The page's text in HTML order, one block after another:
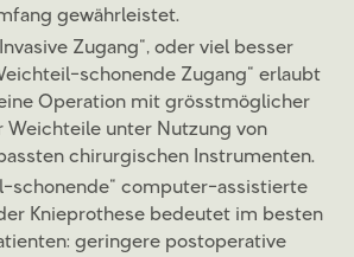
gewährleistet.
Zugang“, oder viel besser
schonende Zugang“ erlaubt
Operation mit grösstmöglicher
Weichteile unter Nutzung von
chirurgischen Instrumenten.
schonende“ computer-assistierte
Knieprothese bedeutet im besten
geringere postoperative